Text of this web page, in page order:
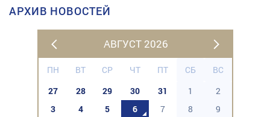
АРХИВ НОВОСТЕЙ
АВГУСТ 2026
ПН ВТ СР ЧТ ПТ СБ
ВС
27
28 29 30 31 1
2
3
4 5 6 7 8
9